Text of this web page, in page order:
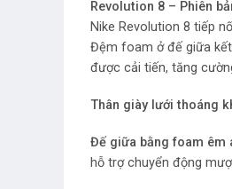
Revolution 8 – Phiên
Nike Revolution 8 tiếp
Đệm foam ở đế giữa kết
được cải tiến, tăng
Thân giày lưới thoáng
Đế giữa bằng foam êm
hỗ trợ chuyển động